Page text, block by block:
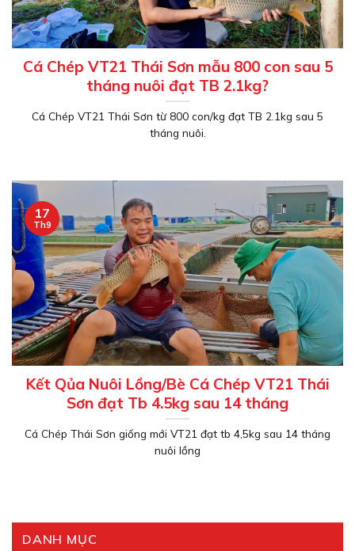
Cá Chép VT21 Thái Sơn mẫu 800 con sau 5
tháng nuôi đạt TB 2.1kg?
Cá Chép VT21 Thái Sơn từ 800 con/kg đạt TB 2.1kg sau 5
tháng nuôi.
Kết Qủa Nuôi Lồng/Bè Cá Chép VT21 Thái
Sơn đạt Tb 4.5kg sau 14 tháng
Cá Chép Thái Sơn giống mới VT21 đạt tb 4,5kg sau 14 tháng
nuôi lồng
17
Th9
DANH MỤC